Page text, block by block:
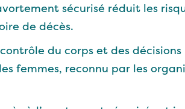
sécurisé réduit les
de décès.
du corps et des
femmes, reconnu par les